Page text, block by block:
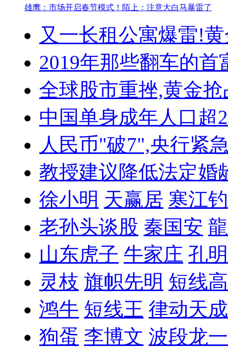
雄鹰：市场开启春节模式！ 陌上：注意大白马暴雷了
又一长租公寓爆雷!
2019年那些翻车的首
全球股市重挫,黄金抢
中国单身成年人口超
人民币"破7",央行紧
教授建议降低法定婚
徐小明 天赢居 寒江
老孙头谈股 秦国安
山东虎子 牛家庄 孔
灵枝 旗帜先明 短线
鸿牛 短线王 律动天成
狗蛋 李博文 波段龙一